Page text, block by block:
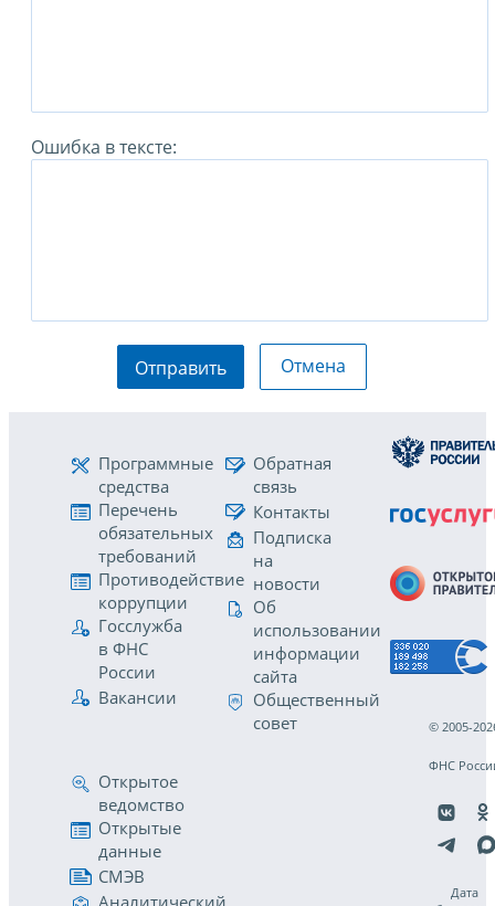
Ошибка в тексте:
Отправить Отмена
Программные
средства
Перечень
обязательных
требований
Противодействие
коррупции
Госслужба
в ФНС
России
Вакансии
Обратная
связь
Контакты
Подписка
на
новости
Об
использовании
информации
сайта
Общественный
совет
Открытое
ведомство
Открытые
данные
СМЭВ
Аналитический
© 2005-
ФНС
Дата